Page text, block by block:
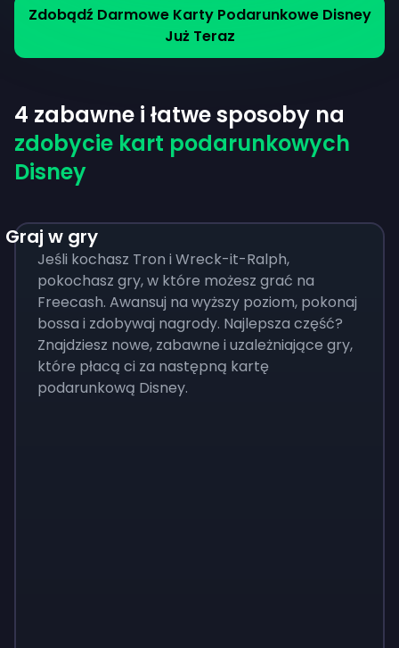
Zdobądź Darmowe Karty Podarunkowe Disney
Już Teraz
4 zabawne i łatwe sposoby na
zdobycie kart podarunkowych
Disney
Graj w gry
Jeśli kochasz Tron i Wreck-it-Ralph,
pokochasz gry, w które możesz grać na
Freecash. Awansuj na wyższy poziom, pokonaj
bossa i zdobywaj nagrody. Najlepsza część?
Znajdziesz nowe, zabawne i uzależniające gry,
które płacą ci za następną kartę
podarunkową Disney.